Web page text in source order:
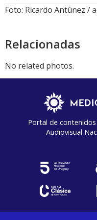
Foto: Ricardo Antúnez /
Relacionadas
No related photos.
Portal de
Audiovisual